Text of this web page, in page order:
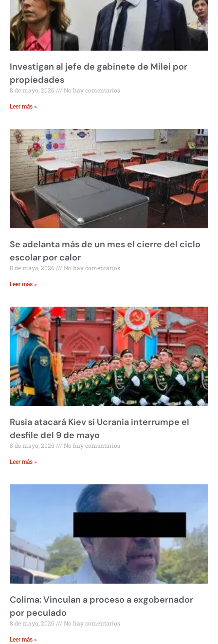
Investigan al jefe de gabinete de Milei por
propiedades
8 de mayo, 2026 No hay comentarios
Leer más »
Se adelanta más de un mes el cierre del ciclo
escolar por calor
8 de mayo, 2026 No hay comentarios
Leer más »
Rusia atacará Kiev si Ucrania interrumpe el
desfile del 9 de mayo
8 de mayo, 2026 No hay comentarios
Leer más »
Colima: Vinculan a proceso a exgobernador
por peculado
8 de mayo, 2026 No hay comentarios
Leer más »